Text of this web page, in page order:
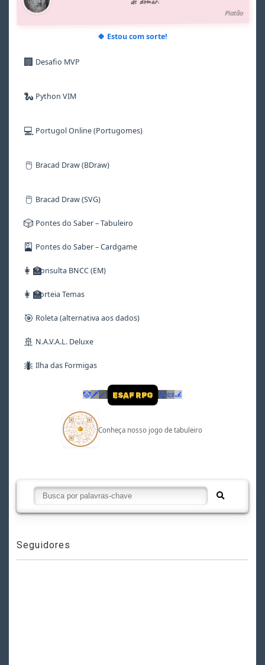
7
7
7
Platão
🍀 Estou com sorte!
🏢 Desafio MVP
🐍 Python VIM
💻 Portugol Online (Portugomes)
🖱️ Bracad Draw (BDraw)
🖱️ Bracad Draw (SVG)
🎲 Pontes do Saber – Tabuleiro
🎴 Pontes do Saber – Cardgame
👩‍🏫Consulta BNCC (EM)
👩‍🏫Sorteia Temas
🎯 Roleta (alternativa aos dados)
🚢 N.A.V.A.L. Deluxe
🐜 Ilha das Formigas
🤡 🗡🪄 ESAF RPG 👹📜🦼
Conheça nosso jogo de tabuleiro
Seguidores